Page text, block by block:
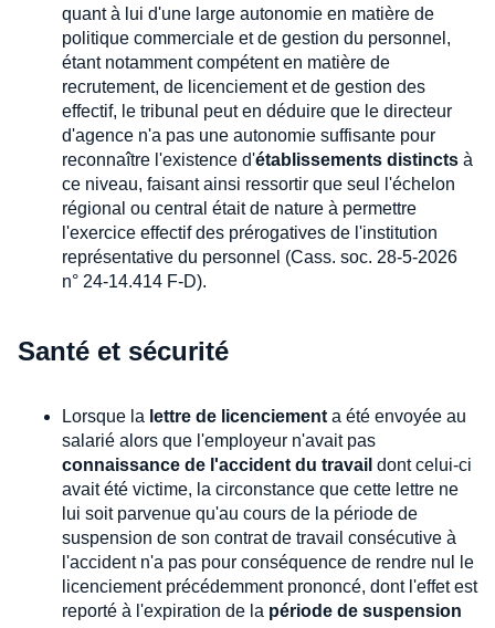
quant à lui d'une large autonomie en matière de
politique commerciale et de gestion du personnel,
étant notamment compétent en matière de
recrutement, de licenciement et de gestion des
effectif, le tribunal peut en déduire que le directeur
d'agence n'a pas une autonomie suffisante pour
reconnaître l'existence d'établissements distincts à
ce niveau, faisant ainsi ressortir que seul l'échelon
régional ou central était de nature à permettre
l'exercice effectif des prérogatives de l'institution
représentative du personnel (Cass. soc. 28-5-2026
n° 24-14.414 F-D).
Santé et sécurité
Lorsque la lettre de licenciement a été envoyée au
salarié alors que l'employeur n'avait pas
connaissance de l'accident du travail dont celui-ci
avait été victime, la circonstance que cette lettre ne
lui soit parvenue qu'au cours de la période de
suspension de son contrat de travail consécutive à
l'accident n'a pas pour conséquence de rendre nul le
licenciement précédemment prononcé, dont l'effet est
reporté à l'expiration de la période de suspension